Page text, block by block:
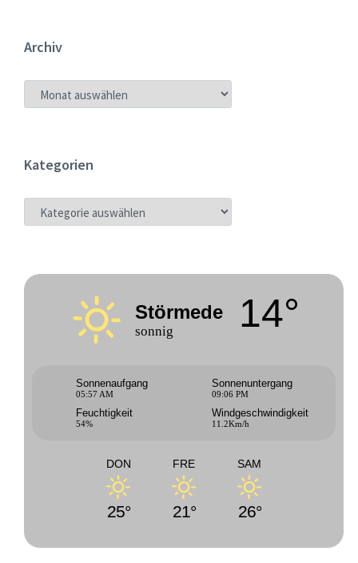
Archiv
ARCHIV
Kategorien
KATEGORIEN
Störmede
sonnig 14°
Sonnenaufgang
05:57 AM
Sonnenuntergang
09:06 PM
Feuchtigkeit
54%
Windgeschwindigkeit
11.2Km/h
DON
25°
FRE
21°
SAM
26°